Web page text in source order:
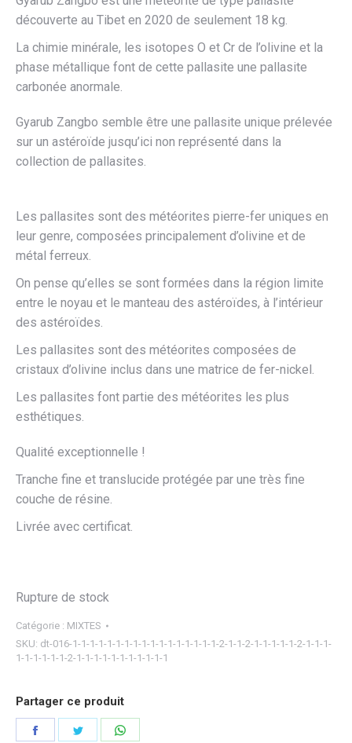
découverte au Tibet en 2020 de seulement 18 kg.
La chimie minérale, les isotopes O et Cr de l’olivine et la
phase métallique font de cette pallasite une pallasite
carbonée anormale.
Gyarub Zangbo semble être une pallasite unique prélevée
sur un astéroïde jusqu’ici non représenté dans la
collection de pallasites.
Les pallasites sont des météorites pierre-fer uniques en
leur genre, composées principalement d’olivine et de
métal ferreux.
On pense qu’elles se sont formées dans la région limite
entre le noyau et le manteau des astéroïdes, à l’intérieur
des astéroïdes.
Les pallasites sont des météorites composées de
cristaux d’olivine inclus dans une matrice de fer-nickel.
Les pallasites font partie des météorites les plus
esthétiques.
Qualité exceptionnelle !
Tranche fine et translucide protégée par une très fine
couche de résine.
Livrée avec certificat.
Rupture de stock
Catégorie : MIXTES
SKU: dt-016-1-1-1-1-1-1-1-1-1-1-1-1-1-1-1-1-1-2-1-1-2-1-1-1-1-1-2-1-1-1-
1-1-1-1-1-1-2-1-1-1-1-1-1-1-1-1-1-1
Partager ce produit
Partager Partager